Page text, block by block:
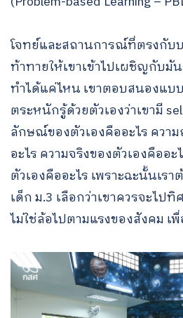
โจทย์และสถานการณ์ที่ตรงกับ
ท้าทายให้เขาเข้าไปเผชิญกับมั
ทำได้แค่ไหน เขาตอบสนองแบ
ตระหนักรู้ด้วยตัวเองว่าเขามี
ลักษณ์ของตัวเองคืออะไร ควา
อะไร ความจริงของตัวเองคืออ
ตัวเองคืออะไร เพราะฉะนั้นเร
เด็ก ม.3 เลือกว่าเขาควรจะไป
ไม่ใช่ล้อไปตามแรงของสังคม